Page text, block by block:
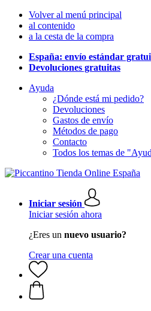
Volver al menú principal
al contenido
a la cesta de la compra
España: envío estándar
Devoluciones gratuitas
Ayuda
¿Dónde está mi pedido?
Devoluciones
Gastos de envío
Métodos de pago
Contacto
Todos los temas de
Iniciar sesión
Iniciar sesión ahora
¿Eres un nuevo usuario?
Crear una cuenta